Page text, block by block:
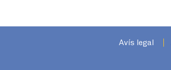
Avís legal